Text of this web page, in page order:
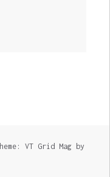
VT Grid Mag by